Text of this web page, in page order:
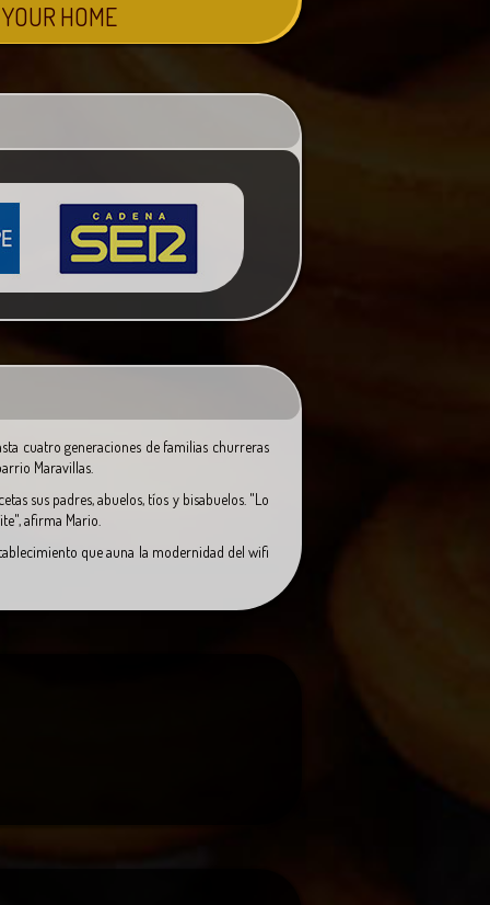
HOME
cuatro generaciones de familias churreras
Maravillas.
sus padres, abuelos, tíos y bisabuelos. "Lo
afirma Mario.
que auna la modernidad del wifi